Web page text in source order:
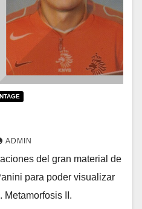
ADMIN
del gran material de
para poder visualizar
Metamorfosis II.